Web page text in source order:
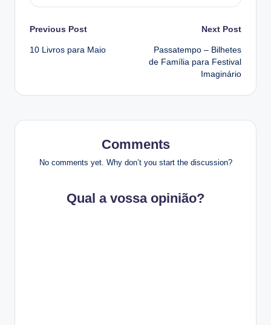
Post
navigation
Previous Post
10 Livros para Maio
Next Post
Passatempo – Bilhetes
de Família para Festival
Imaginário
Comments
No comments yet. Why don’t you start the discussion?
Qual a vossa opinião?